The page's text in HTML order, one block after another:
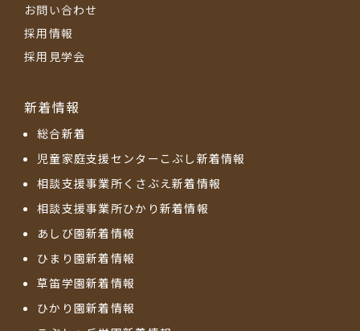
お問い合わせ
採用情報
採用見学会
新着情報
総合新着
児童家庭支援センターこぶし新着情報
相談支援事業所くさぶえ新着情報
相談支援事業所ひかり新着情報
あしび園新着情報
ひまり園新着情報
草笛学園新着情報
ひかり園新着情報